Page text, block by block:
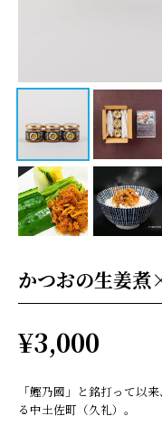
かつおの生姜
¥3,000
「鰹乃國」と銘打って以
る中土佐町（久礼）。